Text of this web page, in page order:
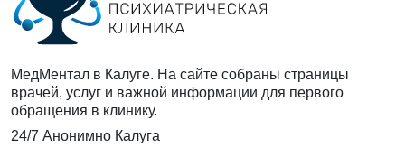
МедМентал в Калуге. На сайте собраны страницы
врачей, услуг и важной информации для первого
обращения в клинику.
24/7 Анонимно Калуга